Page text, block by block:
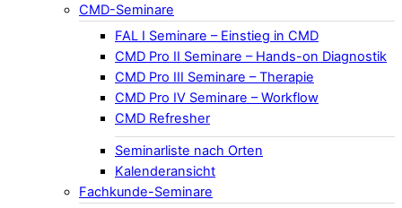
CMD-Seminare
FAL I Seminare – Einstieg in CMD
CMD Pro II Seminare – Hands-on Diagnostik
CMD Pro III Seminare – Therapie
CMD Pro IV Seminare – Workflow
CMD Refresher
Seminarliste nach Orten
Kalenderansicht
Fachkunde-Seminare